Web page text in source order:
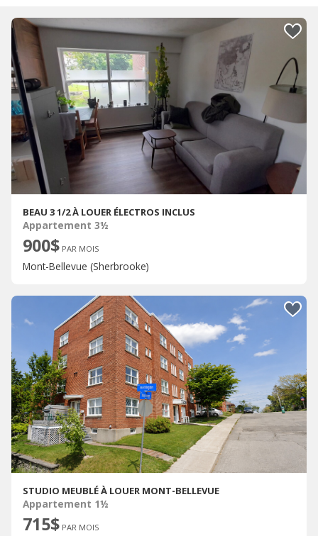
BEAU 3 1/2 À LOUER ÉLECTROS INCLUS
Appartement 3½
900$ PAR MOIS
Mont-Bellevue (Sherbrooke)
STUDIO MEUBLÉ À LOUER MONT-BELLEVUE
Appartement 1½
715$ PAR MOIS